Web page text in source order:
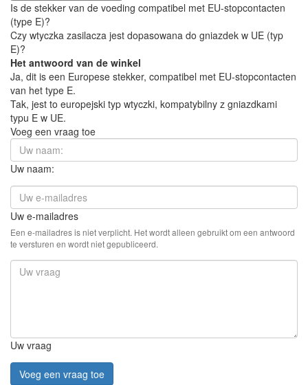
Is de stekker van de voeding compatibel met EU-stopcontacten
(type E)?
Czy wtyczka zasilacza jest dopasowana do gniazdek w UE (typ
E)?
Het antwoord van de winkel
Ja, dit is een Europese stekker, compatibel met EU-stopcontacten
van het type E.
Tak, jest to europejski typ wtyczki, kompatybilny z gniazdkami
typu E w UE.
Voeg een vraag toe
Uw naam:
Uw e-mailadres
Een e-mailadres is niet verplicht. Het wordt alleen gebruikt om een antwoord
te versturen en wordt niet gepubliceerd.
Uw vraag
Voeg een vraag toe